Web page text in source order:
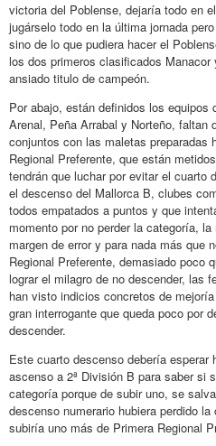
victoria del Poblense, dejaría todo en
jugárselo todo en la última jornada
sino de lo que pudiera hacer el
los dos primeros clasificados
ansiado titulo de campeón.
Por abajo, están definidos los equipos
Arenal, Peña Arrabal y Norteño, faltan
conjuntos con las maletas preparadas
Regional Preferente, que están
tendrán que luchar por evitar el cuarto
el descenso del Mallorca B, clubes
todos empatados a puntos y que
momento por no perder la categoría,
margen de error y para nada más que
Regional Preferente, demasiado poco
lograr el milagro de no descender, las
han visto indicios concretos de
gran interrogante que queda poco por
descender.
Este cuarto descenso debería esperar
ascenso a 2ª División B para saber si
categoría porque de subir uno, se
descenso numerario hubiera perdido
subiría uno más de Primera Regional